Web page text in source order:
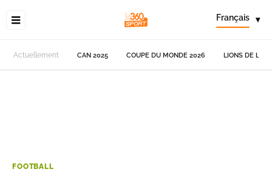
Français ▾
Actuellement CAN 2025 COUPE DU MONDE 2026 LIONS DE
FOOTBALL